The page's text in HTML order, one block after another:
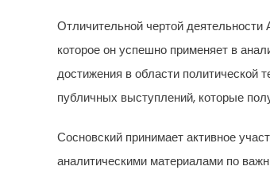
Отличительной чертой деятельности
которое он успешно применяет в
достижения в области политической
публичных выступлений, которые
Сосновский принимает активное
аналитическими материалами по